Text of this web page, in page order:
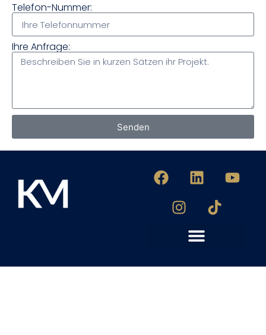
Telefon-Nummer:
Ihre Anfrage:
Senden